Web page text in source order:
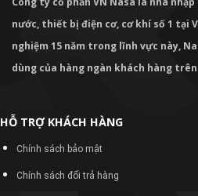
nước, thiết bị điện cơ, cơ khí số 1 tại
nghiệm 15 năm trong lĩnh vực này,
dùng của hàng ngàn khách hàng
HỖ TRỢ KHÁCH HÀNG
Chính sách bảo mật
Chính sách đổi trả hàng